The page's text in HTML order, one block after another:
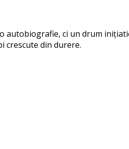
autobiografie, ci un drum
crescute din durere.